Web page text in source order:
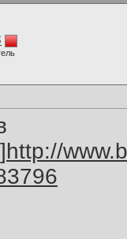
http://